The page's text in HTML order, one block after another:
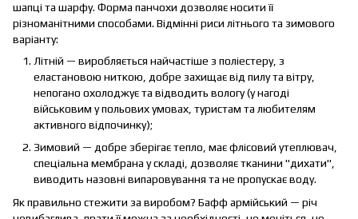
шапці та шарфу. Форма панчохи дозволяє носити її
різноманітними способами. Відмінні риси літнього та зимового
варіанту:
Літній — виробляється найчастіше з поліестеру, з
еластановою ниткою, добре захищає від пилу та вітру,
непогано охолоджує та відводить вологу (у нагоді
військовим у польових умовах, туристам та любителям
активного відпочинку);
Зимовий — добре зберігає тепло, має флісовий утеплювач,
спеціальна мембрана у складі, дозволяє тканини "дихати",
виводить назовні випаровування та не пропускає воду.
Як правильно стежити за виробом? Бафф армійський — річ